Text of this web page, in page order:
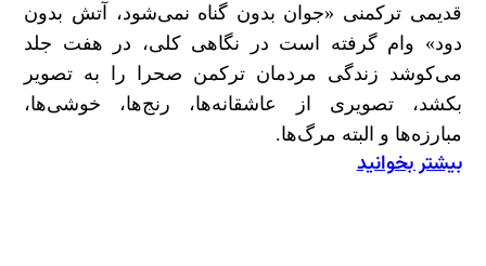
قدیمی ترکمنی «جوان بدون گناه نمی‌شود، آتش بدون
دود» وام گرفته است در نگاهی کلی، در هفت جلد
می‌کوشد زندگی مردمان ترکمن صحرا را به تصویر
بکشد، تصویری از عاشقانه‌ها، رنج‌ها، خوشی‌ها،
مبارزه‌ها و البته مرگ‌ها.
بیشتر بخوانید
: